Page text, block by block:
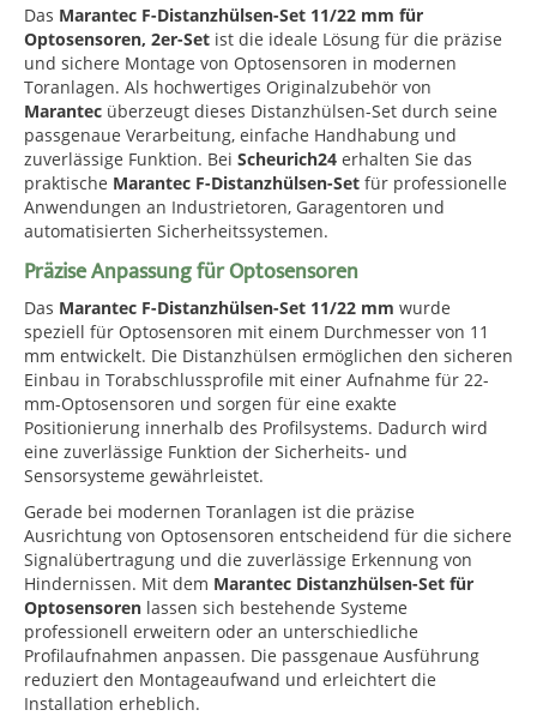
Das Marantec F-Distanzhülsen-Set 11/22 mm für
Optosensoren, 2er-Set ist die ideale Lösung für die präzise
und sichere Montage von Optosensoren in modernen
Toranlagen. Als hochwertiges Originalzubehör von
Marantec überzeugt dieses Distanzhülsen-Set durch seine
passgenaue Verarbeitung, einfache Handhabung und
zuverlässige Funktion. Bei Scheurich24 erhalten Sie das
praktische Marantec F-Distanzhülsen-Set für professionelle
Anwendungen an Industrietoren, Garagentoren und
automatisierten Sicherheitssystemen.
Präzise Anpassung für Optosensoren
Das Marantec F-Distanzhülsen-Set 11/22 mm wurde
speziell für Optosensoren mit einem Durchmesser von 11
mm entwickelt. Die Distanzhülsen ermöglichen den sicheren
Einbau in Torabschlussprofile mit einer Aufnahme für 22-
mm-Optosensoren und sorgen für eine exakte
Positionierung innerhalb des Profilsystems. Dadurch wird
eine zuverlässige Funktion der Sicherheits- und
Sensorsysteme gewährleistet.
Gerade bei modernen Toranlagen ist die präzise
Ausrichtung von Optosensoren entscheidend für die sichere
Signalübertragung und die zuverlässige Erkennung von
Hindernissen. Mit dem Marantec Distanzhülsen-Set für
Optosensoren lassen sich bestehende Systeme
professionell erweitern oder an unterschiedliche
Profilaufnahmen anpassen. Die passgenaue Ausführung
reduziert den Montageaufwand und erleichtert die
Installation erheblich.